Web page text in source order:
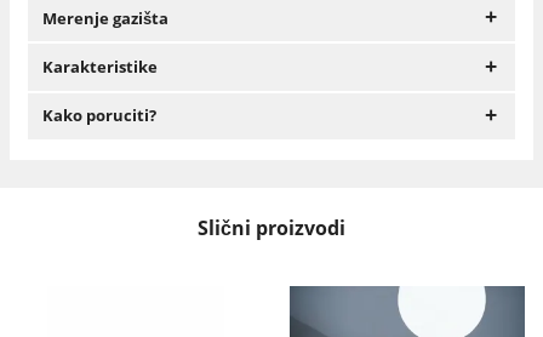
Merenje gazišta +
Karakteristike +
Kako poruciti? +
Slični proizvodi